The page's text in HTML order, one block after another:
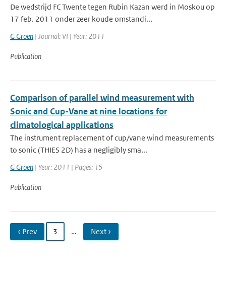
De wedstrijd FC Twente tegen Rubin Kazan werd in Moskou op
17 feb. 2011 onder zeer koude omstandi...
G Groen | Journal: VI | Year: 2011
Publication
Comparison of parallel wind measurement with
Sonic and Cup-Vane at nine locations for
climatological applications
The instrument replacement of cup/vane wind measurements
to sonic (THIES 2D) has a negligibly sma...
G Groen | Year: 2011 | Pages: 15
Publication
‹ Prev 3 … Next ›